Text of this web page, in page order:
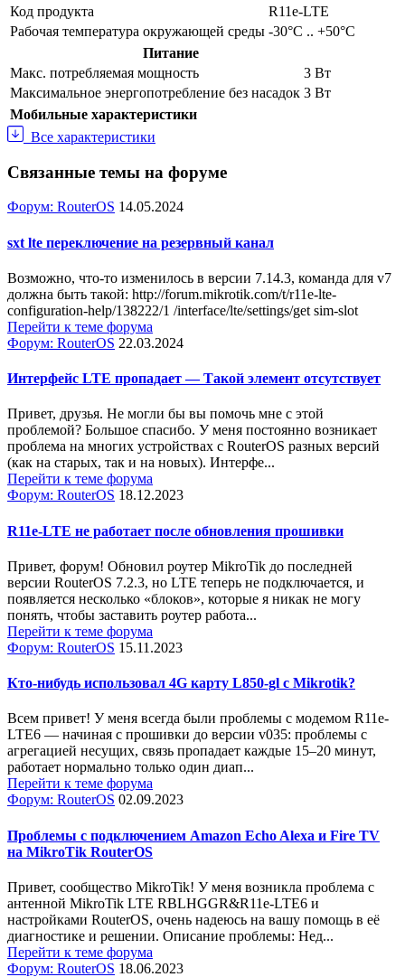
Код продукта
R11e-LTE
Рабочая температура окружающей среды -30°С .. +50°С
Питание
Макс. потребляемая мощность
3 Вт
Максимальное энергопотребление без насадок 3 Вт
Мобильные характеристики
Все характеристики
Связанные темы на форуме
Форум: RouterOS 14.05.2024
sxt lte переключение на резервный канал
Возможно, что-то изменилось в версии 7.14.3, команда для v7
должна быть такой: http://forum.mikrotik.com/t/r11e-lte-
configuration-help/138222/1 /interface/lte/settings/get sim-slot
Перейти к теме форума
Форум: RouterOS 22.03.2024
Интерфейс LTE пропадает — Такой элемент отсутствует
Привет, друзья. Не могли бы вы помочь мне с этой
проблемой? Большое спасибо. У меня постоянно возникает
проблема на многих устройствах с RouterOS разных версий
(как на старых, так и на новых). Интерфе...
Перейти к теме форума
Форум: RouterOS 18.12.2023
R11e-LTE не работает после обновления прошивки
Привет, форум! Обновил роутер MikroTik до последней
версии RouterOS 7.2.3, но LTE теперь не подключается, и
появляется несколько «блоков», которые я никак не могу
понять, чтобы заставить роутер работа...
Перейти к теме форума
Форум: RouterOS 15.11.2023
Кто-нибудь использовал 4G карту L850-gl с Mikrotik?
Всем привет! У меня всегда были проблемы с модемом R11e-
LTE6 — начиная с прошивки до версии v035: проблемы с
агрегацией несущих, связь пропадает каждые 15–20 минут,
работает нормально только один диап...
Перейти к теме форума
Форум: RouterOS 02.09.2023
Проблемы с подключением Amazon Echo Alexa и Fire TV
на MikroTik RouterOS
Привет, сообщество MikroTik! У меня возникла проблема с
антенной MikroTik LTE RBLHGGR&R11e-LTE6 и
настройками RouterOS, очень надеюсь на вашу помощь в её
диагностике и решении. Описание проблемы: Нед...
Перейти к теме форума
Форум: RouterOS 18.06.2023